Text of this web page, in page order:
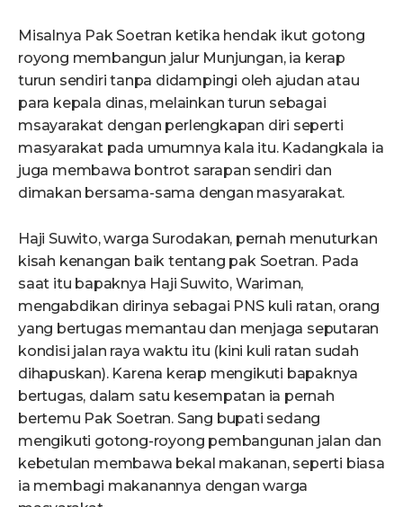
Misalnya Pak Soetran ketika hendak ikut gotong
royong membangun jalur Munjungan, ia kerap
turun sendiri tanpa didampingi oleh ajudan atau
para kepala dinas, melainkan turun sebagai
msayarakat dengan perlengkapan diri seperti
masyarakat pada umumnya kala itu. Kadangkala ia
juga membawa bontrot sarapan sendiri dan
dimakan bersama-sama dengan masyarakat.
Haji Suwito, warga Surodakan, pernah menuturkan
kisah kenangan baik tentang pak Soetran. Pada
saat itu bapaknya Haji Suwito, Wariman,
mengabdikan dirinya sebagai PNS kuli ratan, orang
yang bertugas memantau dan menjaga seputaran
kondisi jalan raya waktu itu (kini kuli ratan sudah
dihapuskan). Karena kerap mengikuti bapaknya
bertugas, dalam satu kesempatan ia pernah
bertemu Pak Soetran. Sang bupati sedang
mengikuti gotong-royong pembangunan jalan dan
kebetulan membawa bekal makanan, seperti biasa
ia membagi makanannya dengan warga